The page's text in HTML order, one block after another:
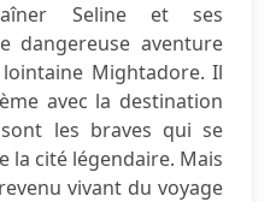
Seline et ses
dangereuse aventure
Mightadore. Il
avec la destination
les braves qui se
la cité légendaire. Mais
vivant du voyage